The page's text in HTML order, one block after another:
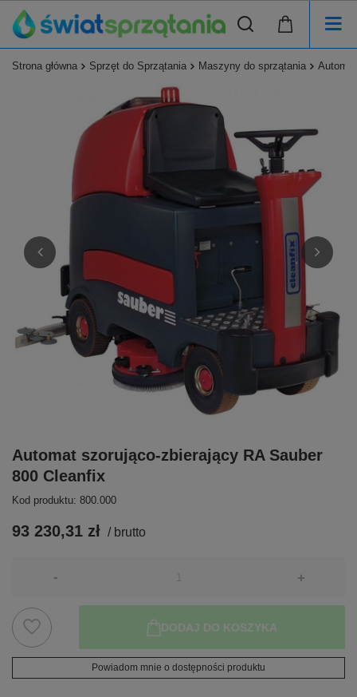
Strona główna Sprzęt do Sprzątania Maszyny do sprzątania
Automat szorująco-zbierający RA Sauber
800 Cleanfix
Kod produktu: 800.000
93 230,31 zł / brutto
- +
DODAJ DO KOSZYKA
Powiadom mnie o dostępności produktu